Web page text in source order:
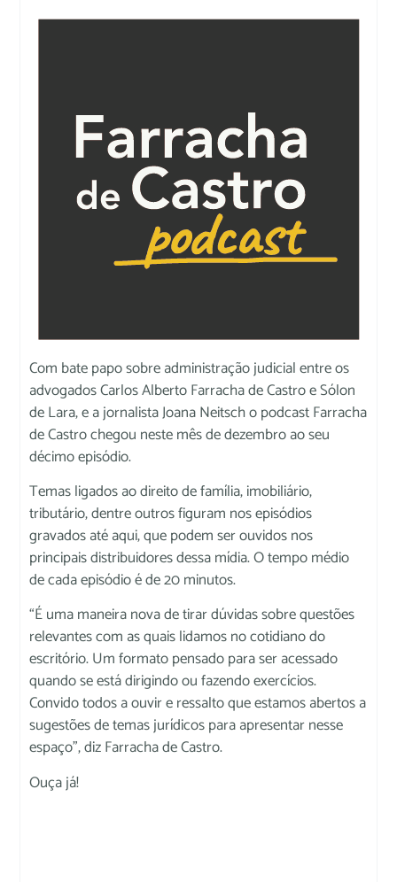
Com bate papo sobre administração judicial entre os
advogados Carlos Alberto Farracha de Castro e Sólon
de Lara, e a jornalista Joana Neitsch o podcast Farracha
de Castro chegou neste mês de dezembro ao seu
décimo episódio.
Temas ligados ao direito de família, imobiliário,
tributário, dentre outros figuram nos episódios
gravados até aqui, que podem ser ouvidos nos
principais distribuidores dessa mídia. O tempo médio
de cada episódio é de 20 minutos.
“É uma maneira nova de tirar dúvidas sobre questões
relevantes com as quais lidamos no cotidiano do
escritório. Um formato pensado para ser acessado
quando se está dirigindo ou fazendo exercícios.
Convido todos a ouvir e ressalto que estamos abertos a
sugestões de temas jurídicos para apresentar nesse
espaço”, diz Farracha de Castro.
Ouça já!